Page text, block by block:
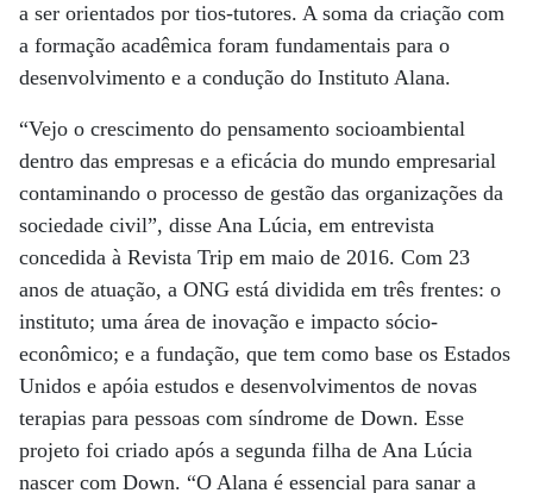
a ser orientados por tios-tutores. A soma da criação com
a formação acadêmica foram fundamentais para o
desenvolvimento e a condução do Instituto Alana.
“Vejo o crescimento do pensamento socioambiental
dentro das empresas e a eficácia do mundo empresarial
contaminando o processo de gestão das organizações da
sociedade civil”, disse Ana Lúcia, em entrevista
concedida à Revista Trip em maio de 2016. Com 23
anos de atuação, a ONG está dividida em três frentes: o
instituto; uma área de inovação e impacto sócio-
econômico; e a fundação, que tem como base os Estados
Unidos e apóia estudos e desenvolvimentos de novas
terapias para pessoas com síndrome de Down. Esse
projeto foi criado após a segunda filha de Ana Lúcia
nascer com Down. “O Alana é essencial para sanar a